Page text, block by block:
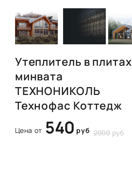
Утеплитель в плитах
минвата
ТЕХНОНИКОЛЬ
Технофас Коттедж
Цена от 540 руб 2000 руб